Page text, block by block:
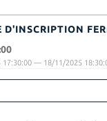
D'INSCRIPTION
17:30:00 — 18/11/2025